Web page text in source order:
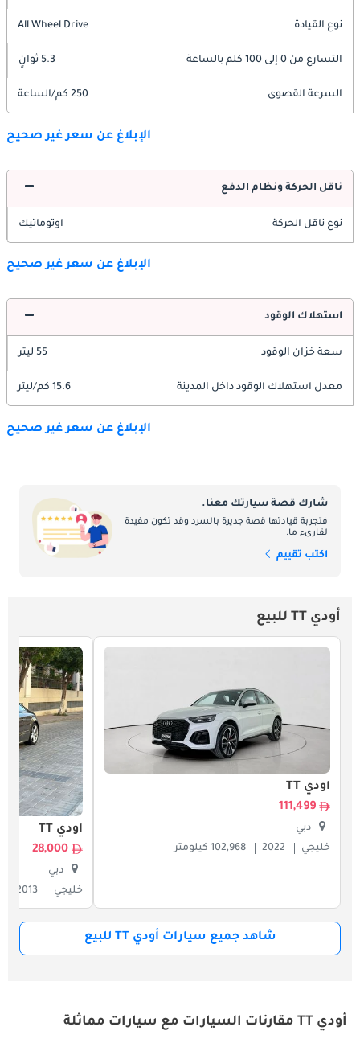
نوع القيادة All Wheel Drive
التسارع من 0 إلى 100 كلم بالساعة 5.3 ثوانٍ
السرعة القصوى 250 كم/الساعة
الإبلاغ عن سعر غير صحيح
ناقل الحركة ونظام الدفع
نوع ناقل الحركة اوتوماتيك
الإبلاغ عن سعر غير صحيح
استهلاك الوقود
سعة خزان الوقود 55 ليتر
معدل استهلاك الوقود داخل المدينة 15.6 كم/ليتر
الإبلاغ عن سعر غير صحيح
شارك قصة سيارتك معنا.
فتجربة قيادتها قصة جديرة بالسرد وقد تكون مفيدة
لقارىء ما.
اكتب تقييم
أودي TT للبيع
أودي TT
111,499
دبي
خليجي
2022 102,968 كيلومتر
أودي TT
28,000
دبي
خليجي
2013
شاهد جميع سيارات أودي TT للبيع
أودي TT مقارنات السيارات مع سيارات مماثلة